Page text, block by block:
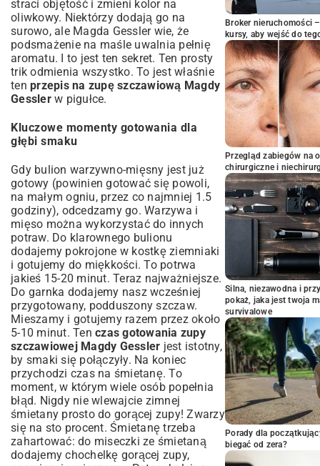
straci objętość i zmieni kolor na
oliwkowy. Niektórzy dodają go na
surowo, ale Magda Gessler wie, że
podsmażenie na maśle uwalnia pełnię
aromatu. I to jest ten sekret. Ten prosty
trik odmienia wszystko. To jest właśnie
ten przepis na zupę szczawiową Magdy
Gesslerw pigułce.
Kluczowe momenty gotowania dla
głębi smaku
Gdy bulion warzywno-mięsny jest już
gotowy (powinien gotować się powoli,
na małym ogniu, przez co najmniej 1.5
godziny), odcedzamy go. Warzywa i
mięso można wykorzystać do innych
potraw. Do klarownego bulionu
dodajemy pokrojone w kostkę ziemniaki
i gotujemy do miękkości. To potrwa
jakieś 15-20 minut. Teraz najważniejsze.
Do garnka dodajemy nasz wcześniej
przygotowany, podduszony szczaw.
Mieszamy i gotujemy razem przez około
5-10 minut. Ten czas gotowania zupy
szczawiowej Magdy Gessler jest istotny,
by smaki się połączyły. Na koniec
przychodzi czas na śmietanę. To
moment, w którym wiele osób popełnia
błąd. Nigdy nie wlewajcie zimnej
śmietany prosto do gorącej zupy! Zwarzy
się na sto procent. Śmietanę trzeba
zahartować: do miseczki ze śmietaną
dodajemy chochelkę gorącej zupy,
Broker nieruchomości
kursy, aby wejść do
Przegląd zabiegów na
chirurgiczne i
Silna, niezawodna i
pokaż, jaka jest twoja
survivalowe
Porady dla
biegać od zera?